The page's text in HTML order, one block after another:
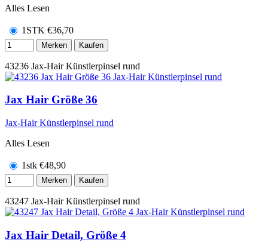
Alles Lesen
1STK €36,70
Merken Kaufen
43236 Jax-Hair Künstlerpinsel rund
Jax Hair Größe 36
Jax-Hair Künstlerpinsel rund
Alles Lesen
1stk €48,90
Merken Kaufen
43247 Jax-Hair Künstlerpinsel rund
Jax Hair Detail, Größe 4